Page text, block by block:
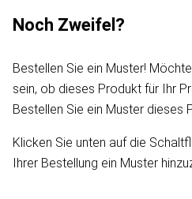
Noch Zweifel?
Bestellen Sie ein Muster!
sein, ob dieses Produkt für Ihr
Bestellen Sie ein Muster dieses
Klicken Sie unten auf die
Ihrer Bestellung ein Muster